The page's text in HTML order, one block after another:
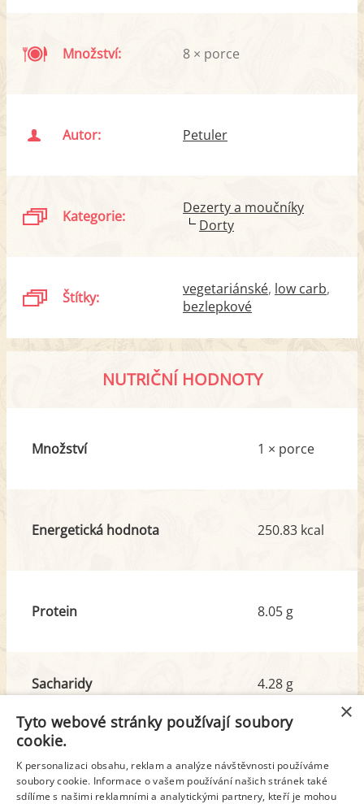
Množství: 8 × porce
Autor: Petuler
Kategorie:
Dezerty a moučníky
Dorty
Štítky: vegetariánské low carb
bezlepkové
NUTRIČNÍ HODNOTY
Množství 1 × porce
Energetická hodnota 250.83 kcal
Protein 8.05 g
Sacharidy
z toho cukr
4.28 g
2.96 g
Tuk
z toho nas. mastné kyseliny
22.43 g
11.12 g
×
Tyto webové stránky používají soubory
cookie.
K personalizaci obsahu, reklam a analýze návštěvnosti používáme
soubory cookie. Informace o vašem používání našich stránek také
sdílíme s našimi reklamními a analytickými partnery, kteří je mohou